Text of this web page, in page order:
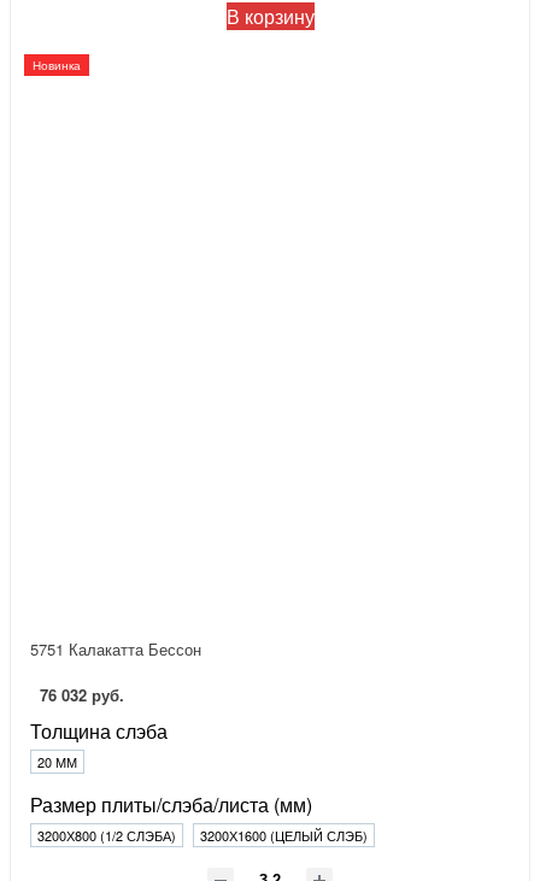
В корзину
Новинка
5751 Калакатта Бессон
76 032 руб.
Толщина слэба
20 ММ
Размер плиты/слэба/листа (мм)
3200Х800 (1/2 СЛЭБА) 3200Х1600 (ЦЕЛЫЙ СЛЭБ)